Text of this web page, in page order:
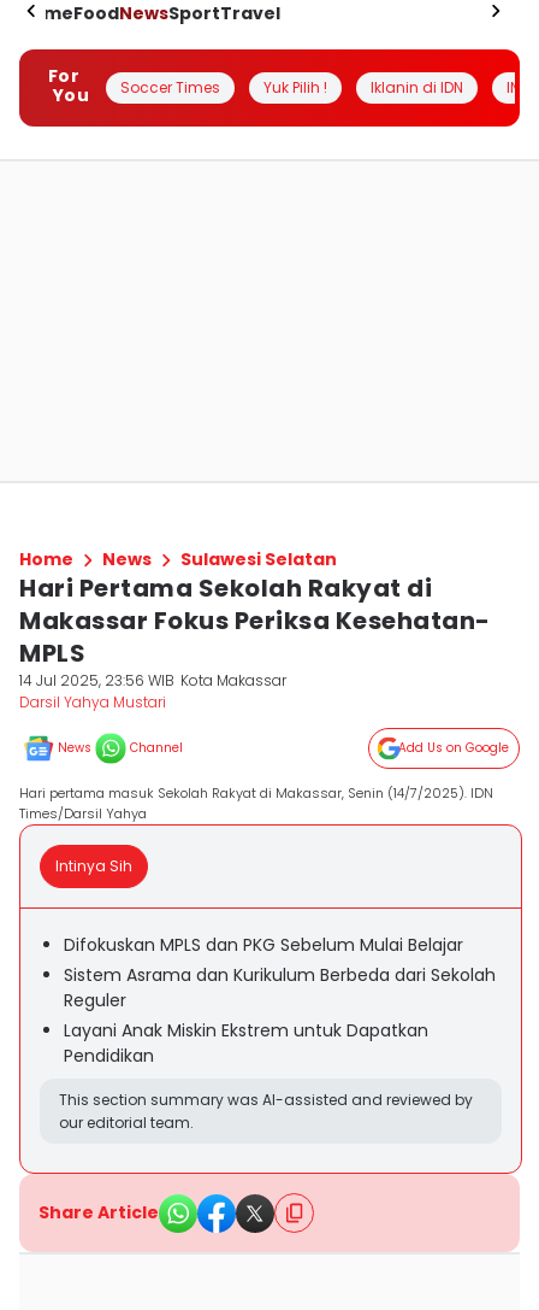
HomeFoodNewsSportTravel
For
You
Soccer Times Yuk Pilih ! Iklanin di IDN
Home News Sulawesi Selatan
Hari Pertama Sekolah Rakyat di
Makassar Fokus Periksa Kesehatan-
MPLS
14 Jul 2025, 23:56 WIB Kota Makassar
Darsil Yahya Mustari
News Channel Add Us on Google
Hari pertama masuk Sekolah Rakyat di Makassar, Senin (14/7/2025). IDN
Times/Darsil Yahya
Intinya Sih
Difokuskan MPLS dan PKG Sebelum Mulai Belajar
Sistem Asrama dan Kurikulum Berbeda dari Sekolah
Reguler
Layani Anak Miskin Ekstrem untuk Dapatkan
Pendidikan
This section summary was AI-assisted and reviewed by
our editorial team.
Share Article